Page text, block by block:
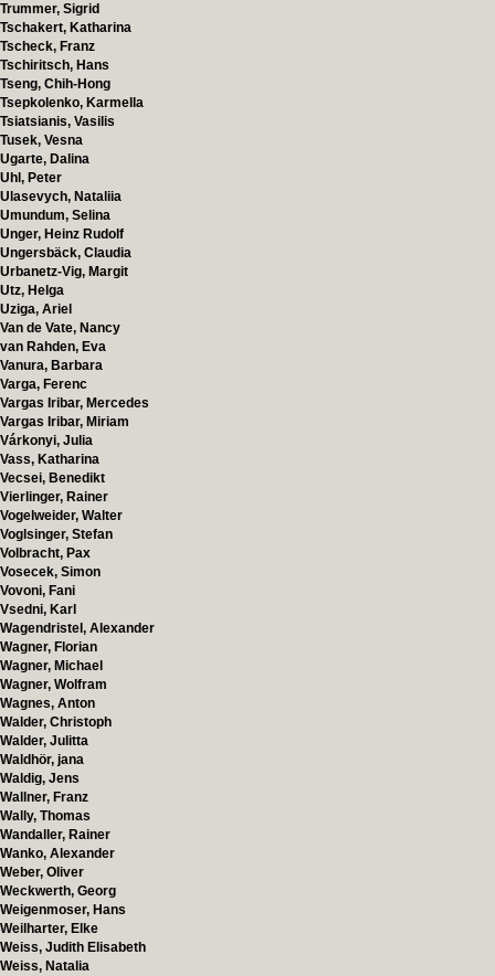
Trummer, Sigrid
Tschakert, Katharina
Tscheck, Franz
Tschiritsch, Hans
Tseng, Chih-Hong
Tsepkolenko, Karmella
Tsiatsianis, Vasilis
Tusek, Vesna
Ugarte, Dalina
Uhl, Peter
Ulasevych, Nataliia
Umundum, Selina
Unger, Heinz Rudolf
Ungersbäck, Claudia
Urbanetz-Vig, Margit
Utz, Helga
Uziga, Ariel
Van de Vate, Nancy
van Rahden, Eva
Vanura, Barbara
Varga, Ferenc
Vargas Iribar, Mercedes
Vargas Iribar, Miriam
Várkonyi, Julia
Vass, Katharina
Vecsei, Benedikt
Vierlinger, Rainer
Vogelweider, Walter
Voglsinger, Stefan
Volbracht, Pax
Vosecek, Simon
Vovoni, Fani
Vsedni, Karl
Wagendristel, Alexander
Wagner, Florian
Wagner, Michael
Wagner, Wolfram
Wagnes, Anton
Walder, Christoph
Walder, Julitta
Waldhör, jana
Waldig, Jens
Wallner, Franz
Wally, Thomas
Wandaller, Rainer
Wanko, Alexander
Weber, Oliver
Weckwerth, Georg
Weigenmoser, Hans
Weilharter, Elke
Weiss, Judith Elisabeth
Weiss, Natalia